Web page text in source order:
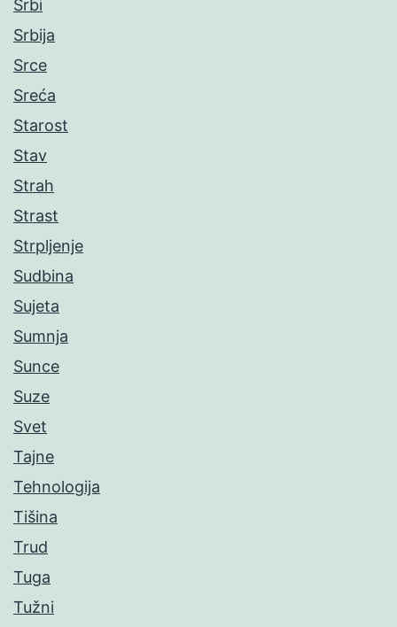
Srbi
Srbija
Srce
Sreća
Starost
Stav
Strah
Strast
Strpljenje
Sudbina
Sujeta
Sumnja
Sunce
Suze
Svet
Tajne
Tehnologija
Tišina
Trud
Tuga
Tužni